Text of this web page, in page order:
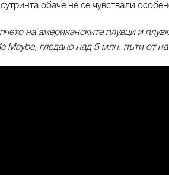
обаче не се чувствали
на американските плувци и
Maybe, гледано над 5 млн. пъти от